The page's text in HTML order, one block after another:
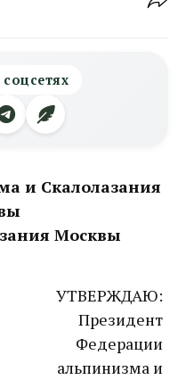
соцсетях
и Скалолазания
Москвы
УТВЕРЖДАЮ:
Президент
Федерации
альпинизма и